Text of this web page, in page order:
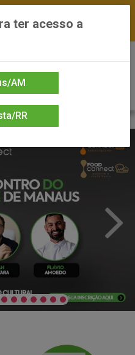
— Entrega em até 24h
ter acesso a
AM
RR